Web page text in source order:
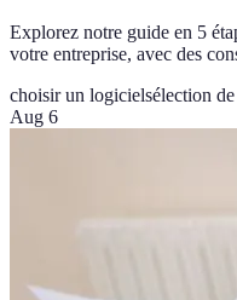
Explorez notre guide en 5
votre entreprise, avec des
choisir un logicielsélection
Aug 6